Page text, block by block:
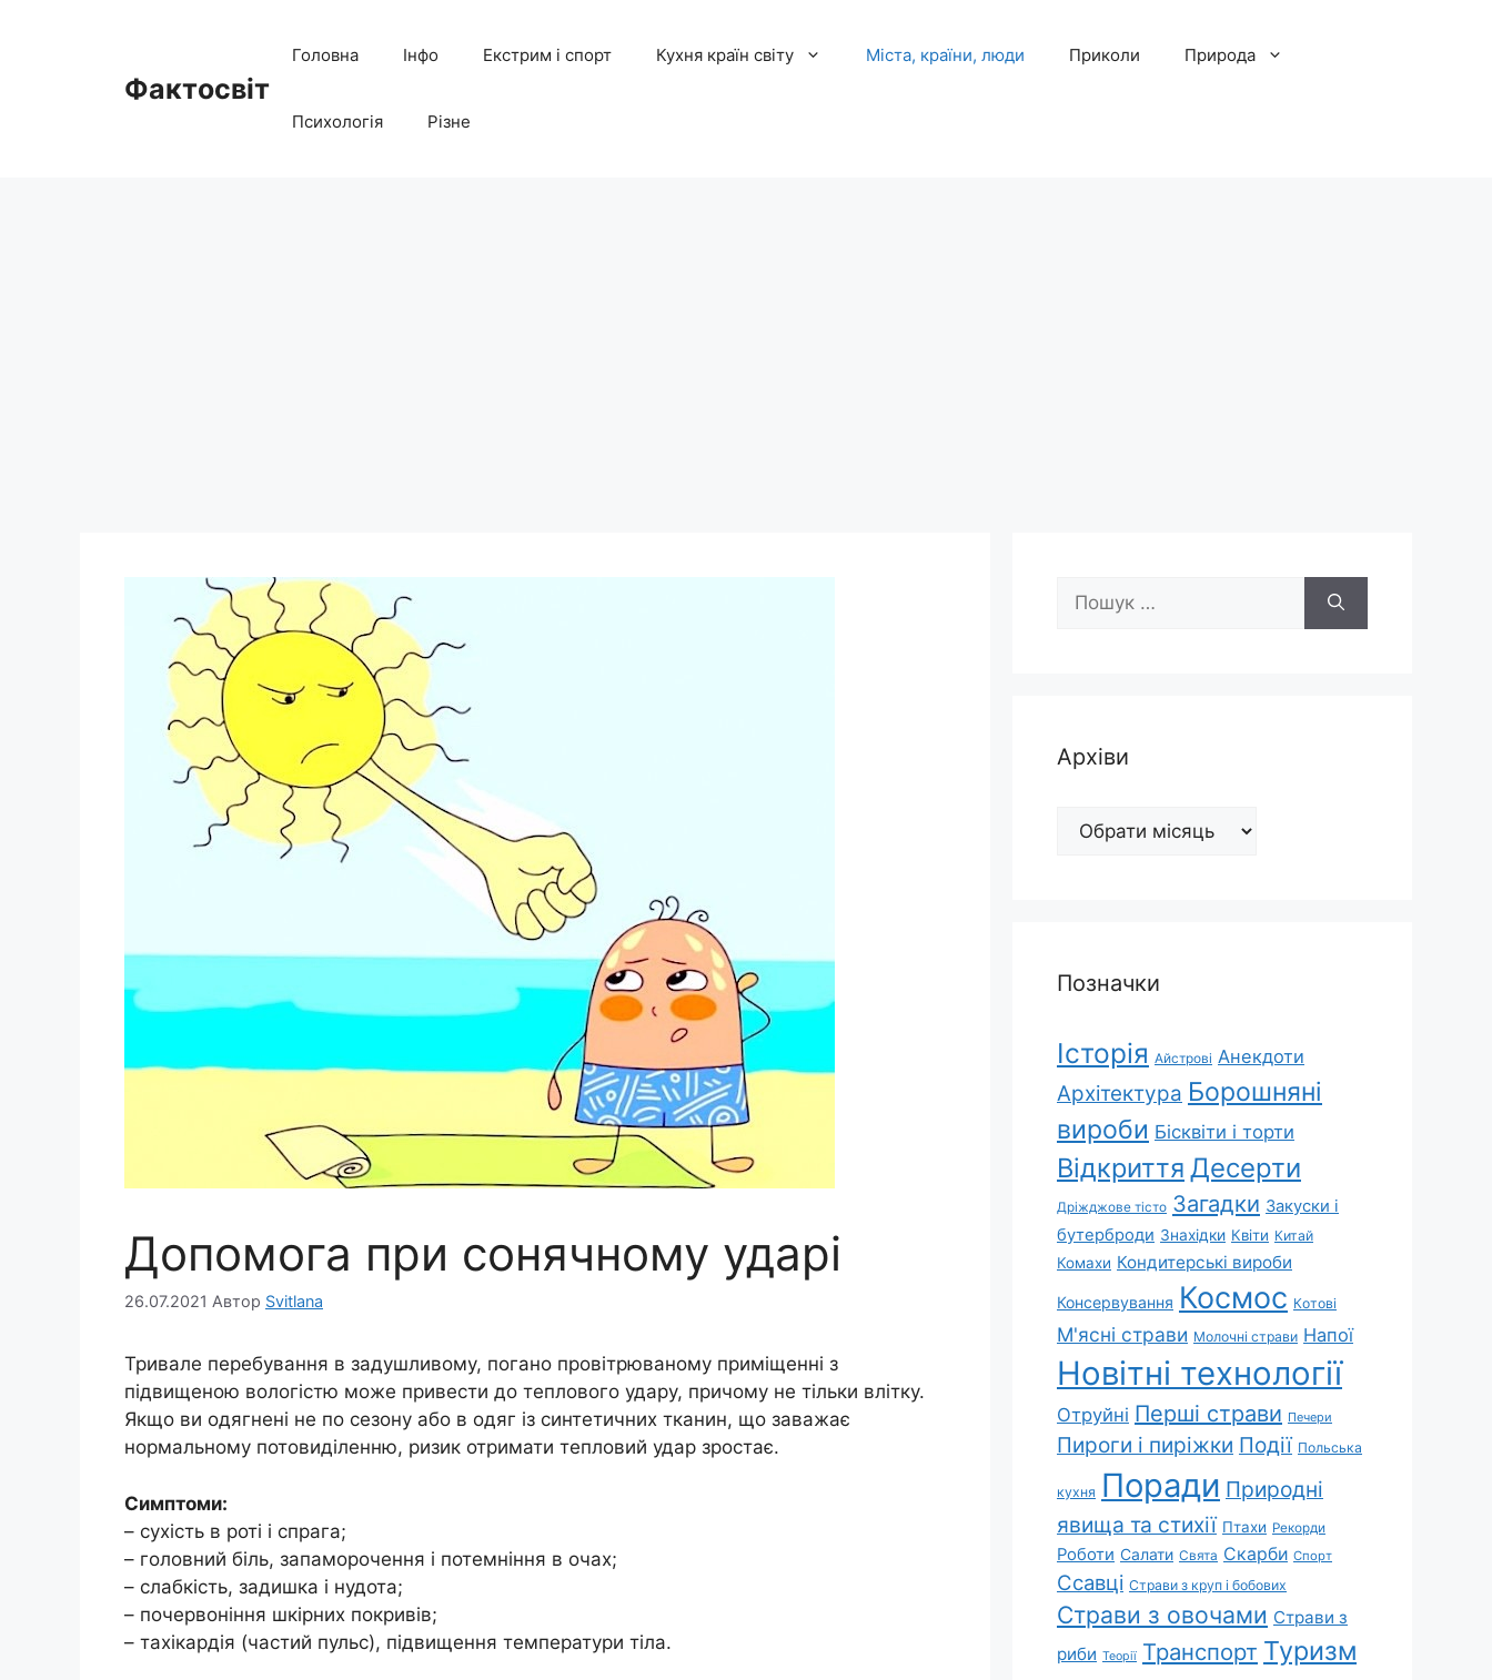
Фактосвіт
Головна Інфо Екстрим і спорт Кухня країн світу Міста, країни, люди Приколи Природа
Психологія Різне
Допомога при сонячному ударі
26.07.2021 Автор Svitlana
Тривале перебування в задушливому, погано провітрюваному приміщенні з
підвищеною вологістю може привести до теплового удару, причому не тільки влітку.
Якщо ви одягнені не по сезону або в одяг із синтетичних тканин, що заважає
нормальному потовиділенню, ризик отримати тепловий удар зростає.
Симптоми:
– сухість в роті і спрага;
– головний біль, запаморочення і потемніння в очах;
– слабкість, задишка і нудота;
– почервоніння шкірних покривів;
– тахікардія (частий пульс), підвищення температури тіла.
Пошук:
Архіви
Архіви
Позначки
Історія Айстрові Анекдоти
Архітектура Борошняні
вироби Бісквіти і торти
Відкриття Десерти
Дріжджове тісто Загадки Закуски і
бутерброди Знахідки Квіти Китай
Комахи Кондитерські вироби
Консервування Космос Котові
М'ясні страви Молочні страви Напої
Новітні технології
Отруйні Перші страви Печери
Пироги і пиріжки Події Польська
кухня Поради Природні
явища та стихії Птахи Рекорди
Роботи Салати Свята Скарби Спорт
Ссавці Страви з круп і бобових
Страви з овочами Страви з
риби Теорії Транспорт Туризм